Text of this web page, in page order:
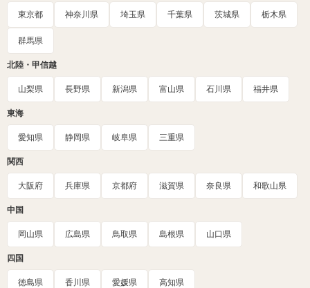
東京都 神奈川県 埼玉県 千葉県 茨城県 栃木県
群馬県
北陸・甲信越
山梨県 長野県 新潟県 富山県 石川県 福井県
東海
愛知県 静岡県 岐阜県 三重県
関西
大阪府 兵庫県 京都府 滋賀県 奈良県 和歌山県
中国
岡山県 広島県 鳥取県 島根県 山口県
四国
徳島県 香川県 愛媛県 高知県